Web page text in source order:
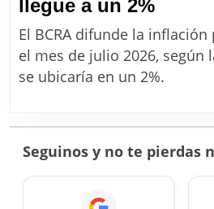
llegue a un 2%
de
julio
prevé
que
El BCRA difunde la
el mes de julio 2026, según
se ubicaría en un 2%.
Seguinos y no te pierdas